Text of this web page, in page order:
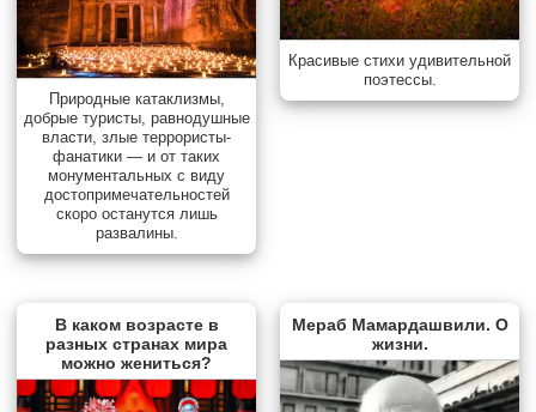
Природные катаклизмы,
добрые туристы, равнодушные
власти, злые террористы-
фанатики — и от таких
монументальных с виду
достопримечательностей
скоро останутся лишь
развалины.
Красивые стихи удивительной
поэтессы.
В каком возрасте в
разных странах мира
можно жениться?
Мераб Мамардашвили. О
жизни.